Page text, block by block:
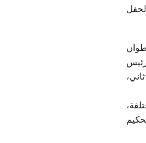
رئيس
وشمال أفريقيا للمشاركة في 12 فئة مختلفة،
تحكيم